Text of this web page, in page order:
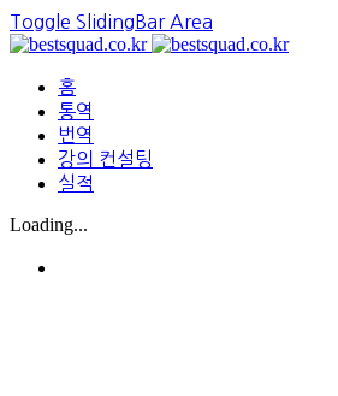
Toggle SlidingBar Area
홈
통역
번역
강의 컨설팅
실적
Loading...